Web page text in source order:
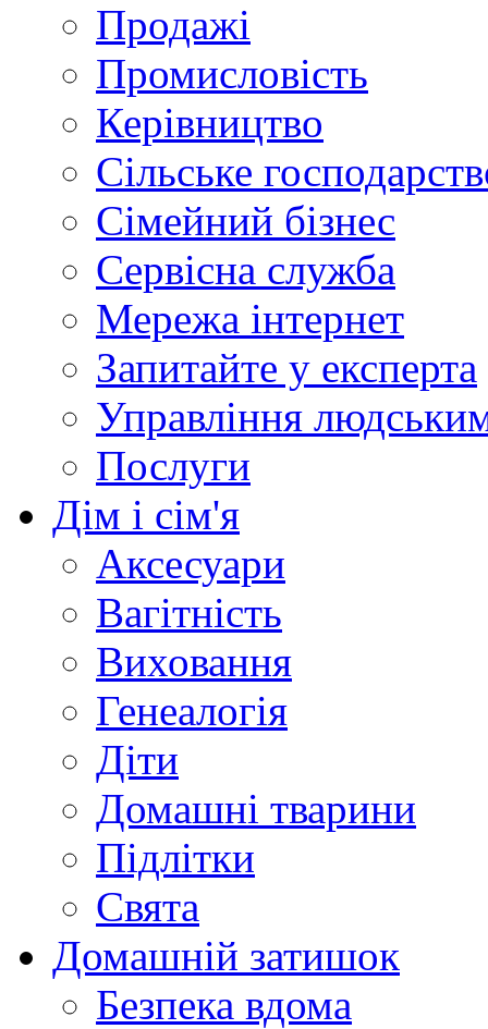
Продажі
Промисловість
Керівництво
Сільське
Сімейний бізнес
Сервісна служба
Мережа інтернет
Запитайте у експерта
Управління
Послуги
Дім і сім'я
Аксесуари
Вагітність
Виховання
Генеалогія
Діти
Домашні тварини
Підлітки
Свята
Домашній затишок
Безпека вдома